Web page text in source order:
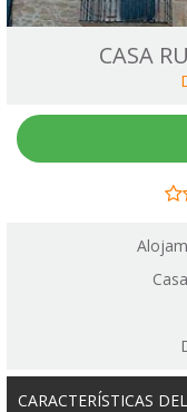
CASA
CARACTERÍSTICAS